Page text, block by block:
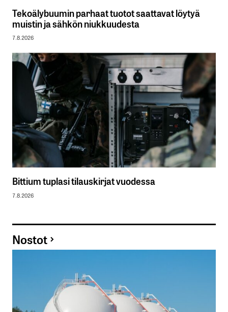
Tekoälybuumin parhaat tuotot saattavat löytyä
muistin ja sähkön niukkuudesta
7.8.2026
Bittium tuplasi tilauskirjat vuodessa
7.8.2026
Nostot